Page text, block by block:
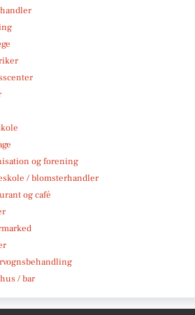
og forening
/ blomsterhandler
og café
/ bar